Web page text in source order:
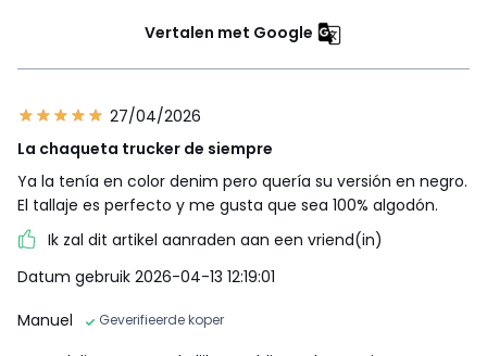
Vertalen met Google
27/04/2026
La chaqueta trucker de siempre
Ya la tenía en color denim pero quería su versión en negro.
El tallaje es perfecto y me gusta que sea 100% algodón.
Ik zal dit artikel aanraden aan een vriend(in)
Datum gebruik 2026-04-13 12:19:01
Manuel
Geverifieerde koper